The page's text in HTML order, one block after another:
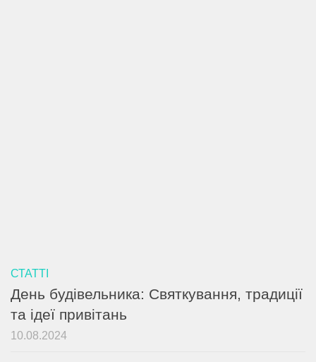
СТАТТІ
День будівельника: Святкування, традиції
та ідеї привітань
10.08.2024